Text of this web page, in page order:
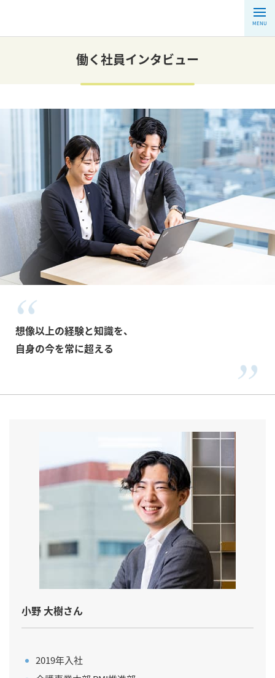
MENU
働く社員インタビュー
想像以上の経験と知識を、
自身の今を常に超える
小野 大樹さん
2019年入社